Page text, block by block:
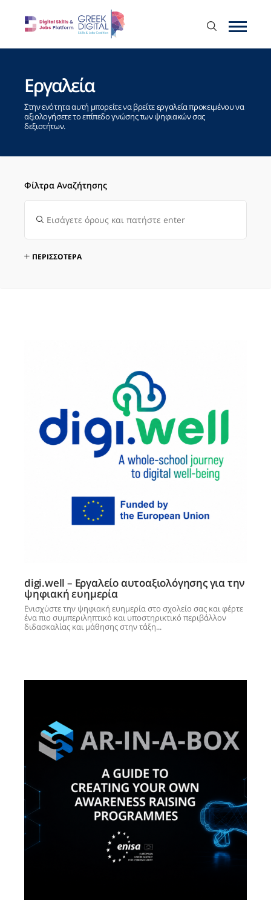
Εργαλεία
Στην ενότητα αυτή μπορείτε να βρείτε εργαλεία προκειμένου να
αξιολογήσετε το επίπεδο γνώσης των ψηφιακών σας
δεξιοτήτων.
Φίλτρα Αναζήτησης
ΠΕΡΙΣΣΟΤΕΡΑ
digi.well – Εργαλείο αυτοαξιολόγησης για την
ψηφιακή ευημερία
Ενισχύστε την ψηφιακή ευημερία στο σχολείο σας και φέρτε
ένα πιο συμπεριληπτικό και υποστηρικτικό περιβάλλον
διδασκαλίας και μάθησης στην τάξη...